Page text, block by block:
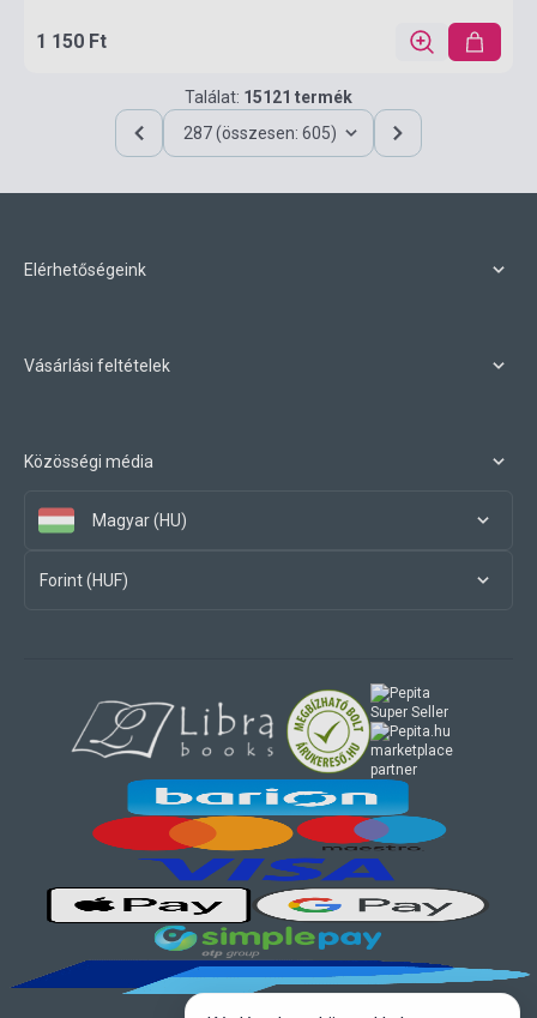
1 150 Ft
Találat: 15121 termék
287 (összesen: 605)
Elérhetőségeink
Vásárlási feltételek
Közösségi média
Magyar (HU)
Forint (HUF)
marketplace
partner